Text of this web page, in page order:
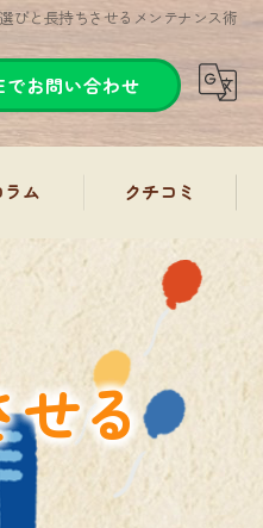
びと長持ちさせるメンテナンス術
でお問い合わせ
ラム クチコミ
る